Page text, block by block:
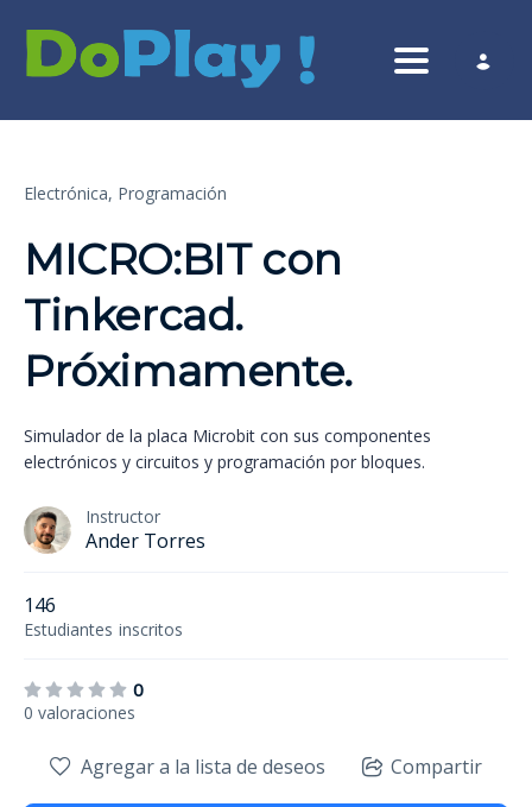
Toggle
Electrónica, Programación
MICRO:BIT con
Tinkercad.
Próximamente.
Simulador de la placa Microbit con sus componentes
electrónicos y circuitos y programación por bloques.
Instructor
Ander Torres
146
Estudiantes inscritos
0
0 valoraciones
Agregar a la lista de deseos Compartir